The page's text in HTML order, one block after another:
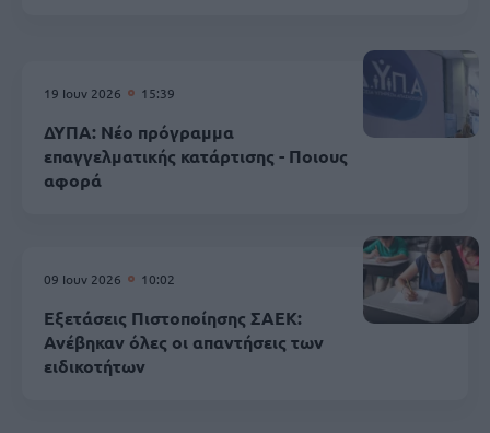
19 Ιουν 2026 15:39
ΔΥΠΑ: Νέο πρόγραμμα
επαγγελματικής κατάρτισης - Ποιους
αφορά
09 Ιουν 2026 10:02
Εξετάσεις Πιστοποίησης ΣΑΕΚ:
Ανέβηκαν όλες οι απαντήσεις των
ειδικοτήτων